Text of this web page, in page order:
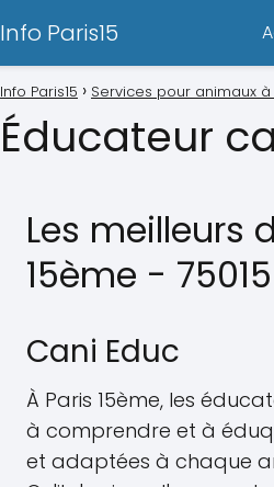
Info Paris15
Info Paris15 Services pour animaux à
Éducateur
Les meilleurs
15ème - 75015
Cani Educ
À Paris 15ème, les
à comprendre et à
et adaptées à chaque